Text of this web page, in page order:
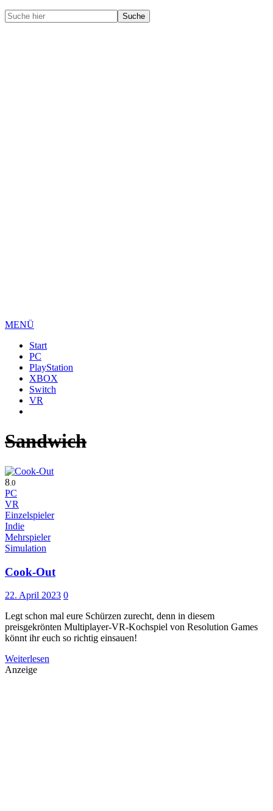
MENÜ
Start
PC
PlayStation
XBOX
Switch
VR
Sandwich
8 .0
PC
VR
Einzelspieler
Indie
Mehrspieler
Simulation
Cook-Out
22. April 2023 0
Legt schon mal eure Schürzen zurecht, denn in diesem
preisgekrönten Multiplayer-VR-Kochspiel von Resolution Games
könnt ihr euch so richtig einsauen!
Weiterlesen
Anzeige